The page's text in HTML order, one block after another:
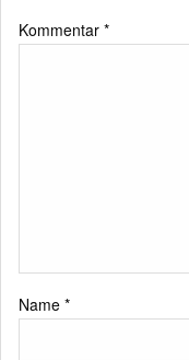
Kommentar *
Name *